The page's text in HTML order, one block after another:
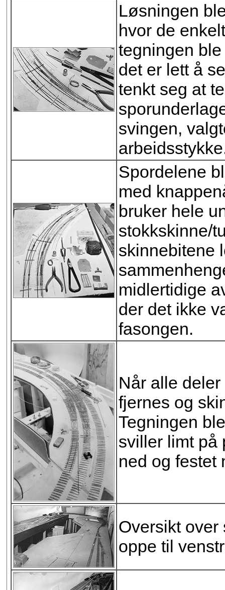
Løsningen
hvor de
tegningen
det er lett å
tenkt seg at
svingen,
Spordelene
med
bruker hele
stokkskinne/
skinnebitene
midlertidige
der det ikke
fasongen.
Når alle
fjernes og
Tegningen
sviller limt på
ned og festet
Oversikt over
oppe til